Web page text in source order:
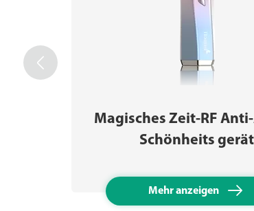
Magisches Zeit-RF
Schönheits gerät
Mehr anzeigen 
